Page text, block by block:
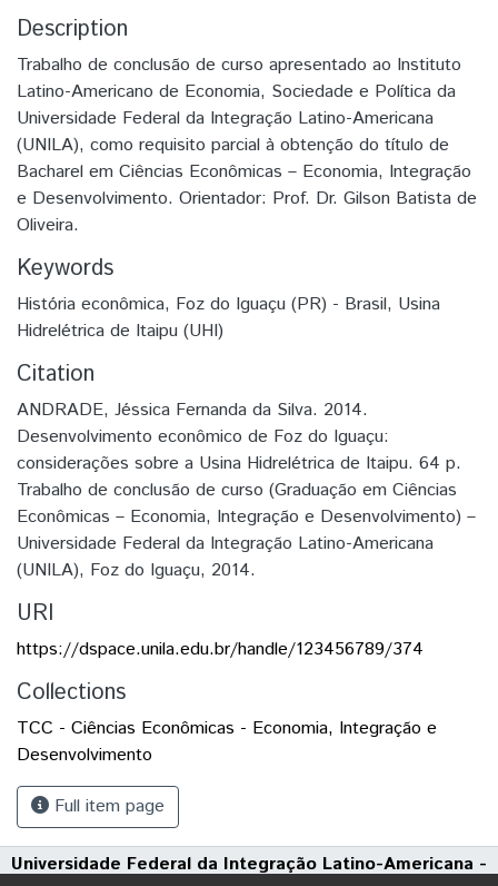
Description
Trabalho de conclusão de curso apresentado ao Instituto
Latino-Americano de Economia, Sociedade e Política da
Universidade Federal da Integração Latino-Americana
(UNILA), como requisito parcial à obtenção do título de
Bacharel em Ciências Econômicas – Economia, Integração
e Desenvolvimento. Orientador: Prof. Dr. Gilson Batista de
Oliveira.
Keywords
História econômica, Foz do Iguaçu (PR) - Brasil, Usina
Hidrelétrica de Itaipu (UHI)
Citation
ANDRADE, Jéssica Fernanda da Silva. 2014.
Desenvolvimento econômico de Foz do Iguaçu:
considerações sobre a Usina Hidrelétrica de Itaipu. 64 p.
Trabalho de conclusão de curso (Graduação em Ciências
Econômicas – Economia, Integração e Desenvolvimento) –
Universidade Federal da Integração Latino-Americana
(UNILA), Foz do Iguaçu, 2014.
URI
https://dspace.unila.edu.br/handle/123456789/374
Collections
TCC - Ciências Econômicas - Economia, Integração e
Desenvolvimento
Full item page
Universidade Federal da Integração Latino-Americana -